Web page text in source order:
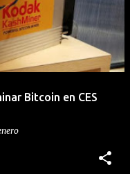
Bitcoin en CES